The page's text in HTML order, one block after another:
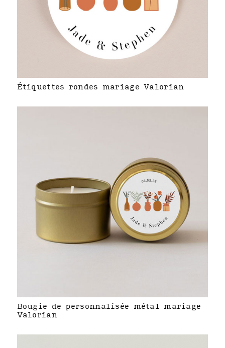
Étiquettes rondes mariage Valorian
Bougie de personnalisée métal mariage
Valorian